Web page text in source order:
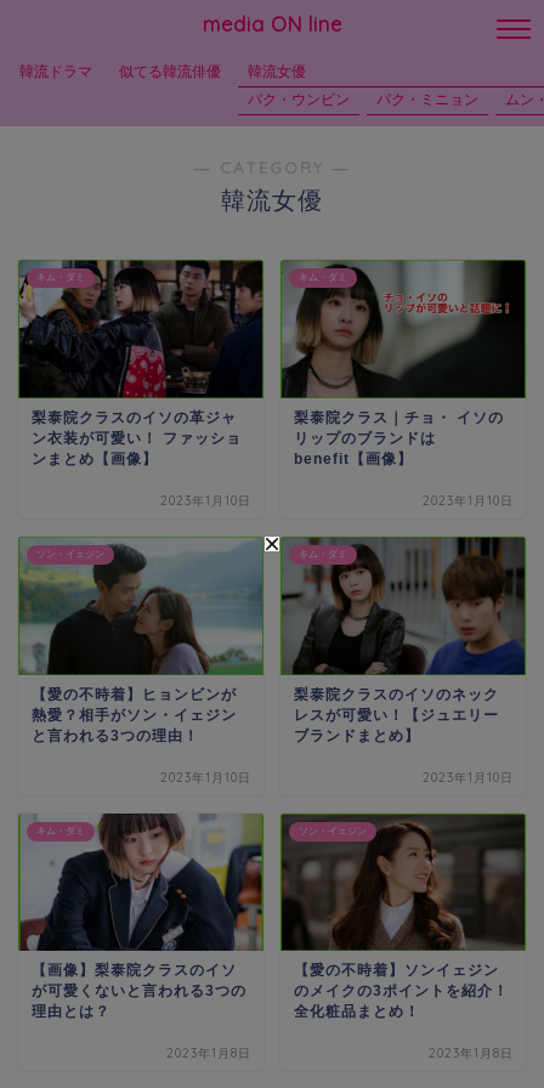
media ON line
韓流ドラマ 似てる韓流俳優
韓流女優
パク・ウンビン
パク・ミニョン ムン
― CATEGORY ―
韓流女優
キム・ダミ
梨泰院クラスのイソの革ジャ
ン衣装が可愛い！ ファッショ
ンまとめ【画像】
2023年1月10日
キム・ダミ
梨泰院クラス｜チョ・ イソの
リップのブランドは
benefit【画像】
2023年1月10日
ソン・イェジン
【愛の不時着】ヒョンビンが
熱愛？相手がソン・イェジン
と言われる3つの理由！
2023年1月10日
キム・ダミ
梨泰院クラスのイソのネック
レスが可愛い！【ジュエリー
ブランドまとめ】
2023年1月10日
キム・ダミ
【画像】梨泰院クラスのイソ
が可愛くないと言われる3つの
理由とは？
2023年1月8日
ソン・イェジン
【愛の不時着】ソンイェジン
のメイクの3ポイントを紹介！
全化粧品まとめ！
2023年1月8日